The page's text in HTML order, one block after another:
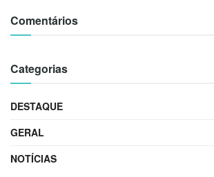
Comentários
Categorias
DESTAQUE
GERAL
NOTÍCIAS